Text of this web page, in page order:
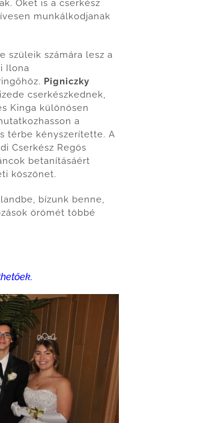
Őket is a cserkész
munkálkodjanak
szüleik számára lesz a
Ilona
Pigniczky
cserkészkednek,
Kinga különösen
a
térbe kényszerítette. A
Cserkész Regös
betanításáért
köszönet.
bízunk benne,
örömét többé